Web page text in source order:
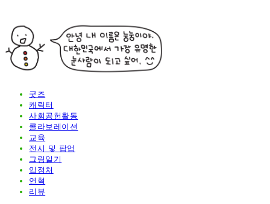
굿즈
캐릭터
사회공헌활동
콜라보레이션
교육
전시 및 팝업
그림일기
입점처
연혁
리뷰